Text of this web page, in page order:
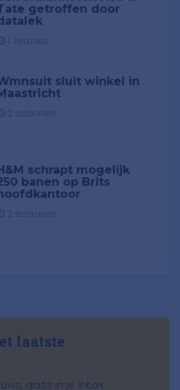
getroffen door
sluit winkel in
schrapt mogelijk
banen op Brits
laatste
gratis in je inbox